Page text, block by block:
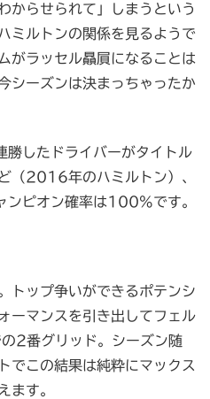
からせられて」しまうという
ミルトンの関係を見るようで
がラッセル贔屓になることは
シーズンは決まっちゃったか
勝したドライバーがタイトル
（2016年のハミルトン）、
ンピオン確率は100%です。
トップ争いができるポテンシ
ーマンスを引き出してフェル
2番グリッド。シーズン随
でこの結果は純粋にマックス
ます。